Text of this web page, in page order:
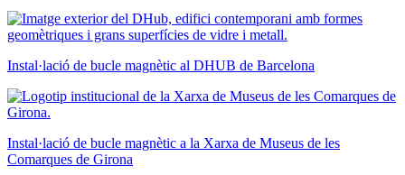
Instal·lació de bucle magnètic al DHUB de Barcelona
Instal·lació de bucle magnètic a la Xarxa de Museus de les
Comarques de Girona